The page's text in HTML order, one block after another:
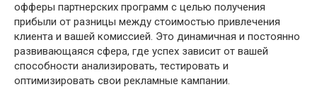
офферы партнерских программ с целью получения
прибыли от разницы между стоимостью привлечения
клиента и вашей комиссией. Это динамичная и постоянно
развивающаяся сфера, где успех зависит от вашей
способности анализировать, тестировать и
оптимизировать свои рекламные кампании.